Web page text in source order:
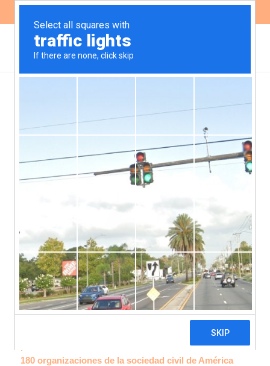
Posicionamiento frente al
nuevo Marco Ambiental y
Social del BM
En el marco de la consulta pública, realizada el
pasado 8 de diciembre en la ciudad de México, más de
180 organizaciones de la sociedad civil de América